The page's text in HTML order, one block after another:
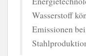
Wasserstoff
Emissionen